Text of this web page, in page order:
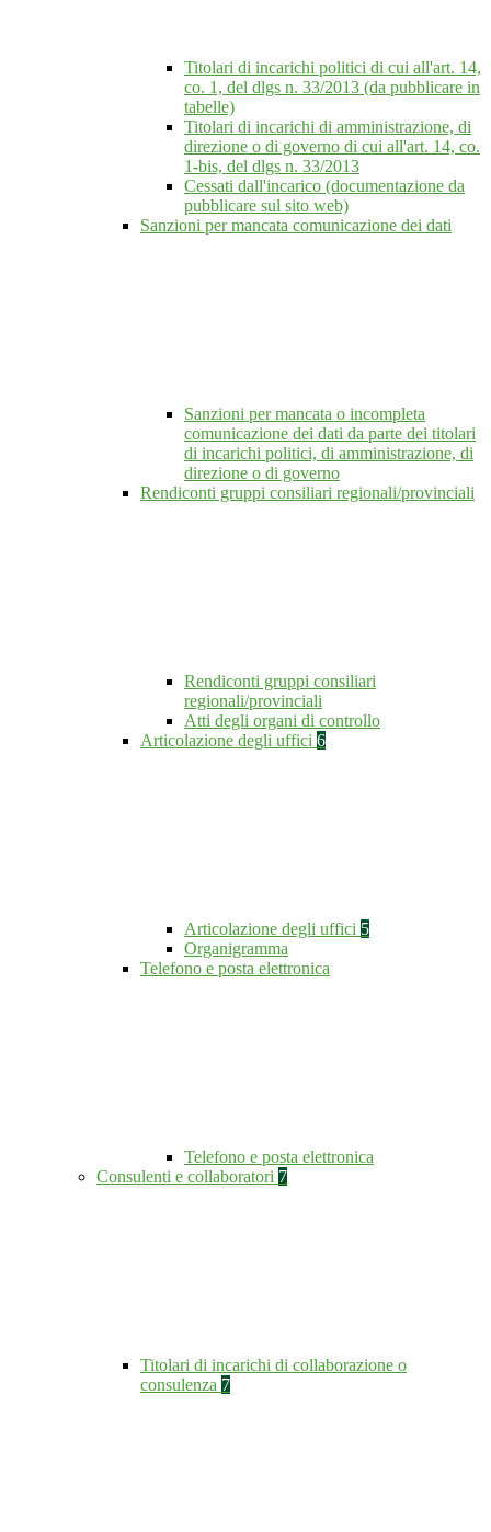
Titolari di incarichi politici di cui all'art. 14,
co. 1, del dlgs n. 33/2013 (da pubblicare in
tabelle)
Titolari di incarichi di amministrazione, di
direzione o di governo di cui all'art. 14, co.
1-bis, del dlgs n. 33/2013
Cessati dall'incarico (documentazione da
pubblicare sul sito web)
Sanzioni per mancata comunicazione dei dati
Sanzioni per mancata o incompleta
comunicazione dei dati da parte dei titolari
di incarichi politici, di amministrazione, di
direzione o di governo
Rendiconti gruppi consiliari regionali/provinciali
Rendiconti gruppi consiliari
regionali/provinciali
Atti degli organi di controllo
Articolazione degli uffici 6
Articolazione degli uffici 5
Organigramma
Telefono e posta elettronica
Telefono e posta elettronica
Consulenti e collaboratori 7
Titolari di incarichi di collaborazione o
consulenza 7